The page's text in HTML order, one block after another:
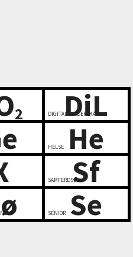
2 DiL
DIGITALT LEDERSKAP
He
HELSE
Sf
SAMFERDSEL
Se
SENIOR